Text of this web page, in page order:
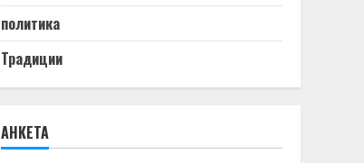
политика
Традиции
АНКЕТА